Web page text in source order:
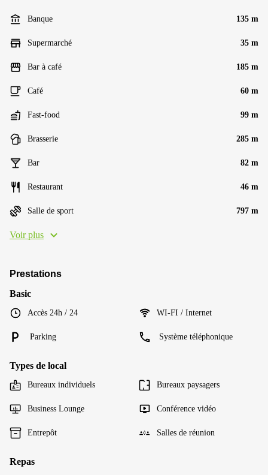
Banque 135 m
Supermarché 35 m
Bar à café 185 m
Café 60 m
Fast-food 99 m
Brasserie 285 m
Bar 82 m
Restaurant 46 m
Salle de sport 797 m
Voir plus
Prestations
Basic
Accès 24h / 24 WI-FI / Internet
Parking Système téléphonique
Types de local
Bureaux individuels Bureaux paysagers
Business Lounge Conférence vidéo
Entrepôt Salles de réunion
Repas